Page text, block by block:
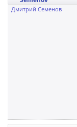
Дмитрий Семенов